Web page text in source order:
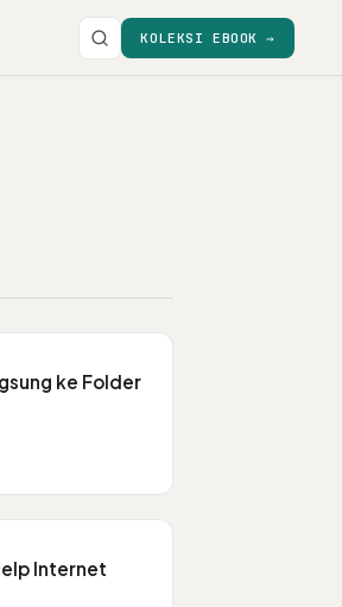
KOLEKSI EBOOK →
ke Folder
Internet